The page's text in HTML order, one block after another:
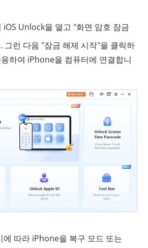
iOS Unlock을 열고 "화면 암호 잠금
그런 다음 "잠금 해제 시작"을 클릭하
하여 iPhone을 컴퓨터에 연결합니
에 따라 iPhone을 복구 모드 또는